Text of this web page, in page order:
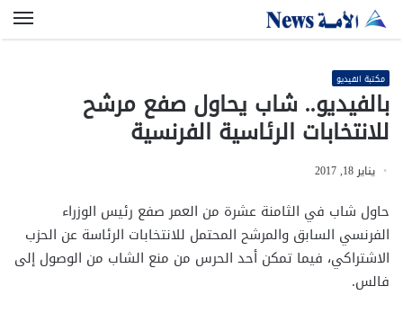
مكتبة الفيديو
بالفيديو.. شاب يحاول صفع مرشح
للانتخابات الرئاسية الفرنسية
يناير 18, 2017
حاول شاب في الثامنة عشرة من العمر صفع رئيس الوزراء
الفرنسي السابق والمرشح المحتمل للانتخابات الرئاسة عن الحزب
الاشتراكي، فيما تمكن أحد الحرس من منع الشاب من الوصول إلى
فالس.